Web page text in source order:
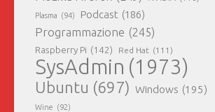
Plasma (94) Podcast (186)
Programmazione (245)
Raspberry Pi (142) Red Hat (111)
SysAdmin (1973)
Ubuntu (697) Windows (195)
Wine (92)